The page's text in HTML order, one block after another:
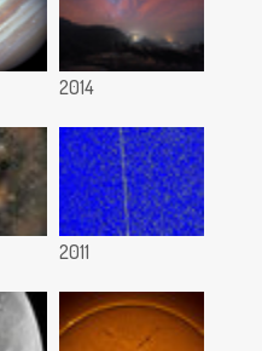
2014
2011